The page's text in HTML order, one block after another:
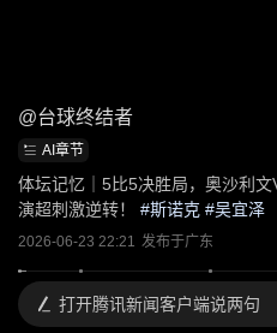
@台球终结者
AI章节
体坛记忆｜5比5决胜局，奥沙利
演超刺激逆转！
#斯诺克 #吴宜泽
2026-06-23 22:21 发布于广东
打开腾讯新闻客户端说两句